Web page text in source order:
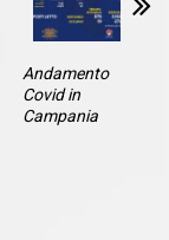
Andamento
Covid in
Campania